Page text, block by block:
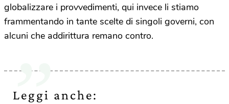
globalizzare i provvedimenti, qui invece li stiamo
frammentando in tante scelte di singoli governi, con
alcuni che addirittura remano contro.
Leggi anche: